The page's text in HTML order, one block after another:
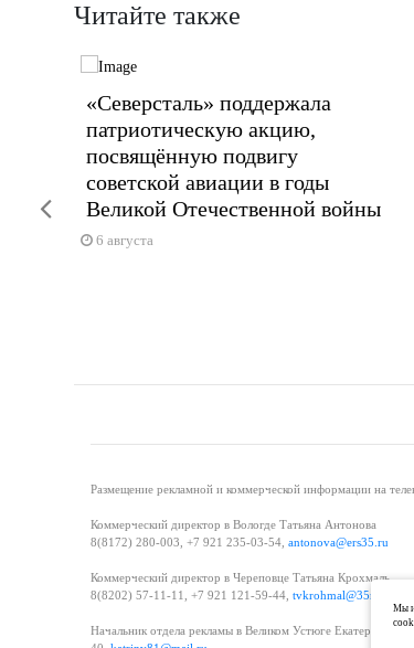
Читайте также
«Северсталь» поддержала
патриотическую акцию,
посвящённую подвигу
советской авиации в годы
Великой Отечественной войны
6 августа
Размещение рекламной и коммерческой информации на
Коммерческий директор в Вологде Татьяна Антонова
8(8172) 280-003, +7 921 235-03-54, antonova@ers35.ru
Коммерческий директор в Череповце Татьяна Крохмаль
8(8202) 57-11-11, +7 921 121-59-44, tvkrohmal@35media.ru
Начальник отдела рекламы в Великом Устюге Екатерина
Мы